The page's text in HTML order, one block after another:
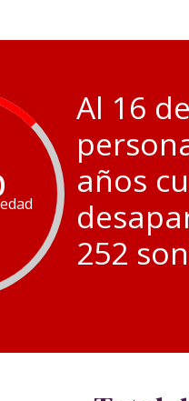
Al 16
años
252